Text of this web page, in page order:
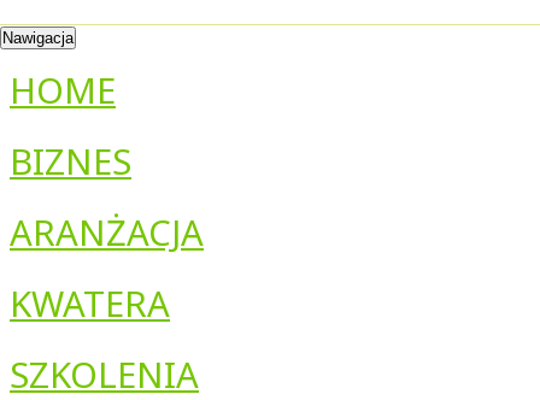
Nawigacja
HOME
BIZNES
ARANŻACJA
KWATERA
SZKOLENIA